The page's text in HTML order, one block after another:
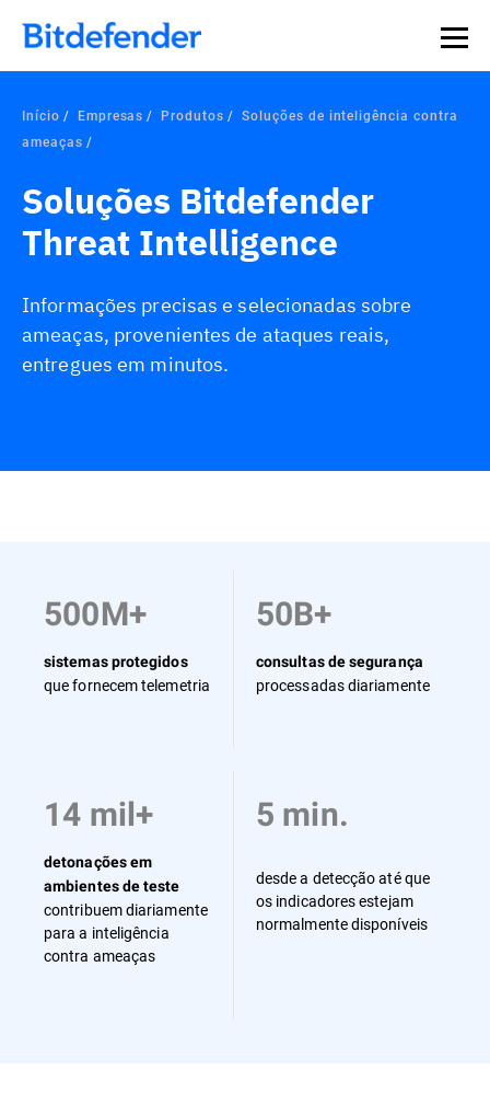
Início Empresas Produtos
Soluções de inteligência contra
ameaças
Soluções Bitdefender
Threat Intelligence
Informações precisas e selecionadas sobre
ameaças, provenientes de ataques reais,
entregues em minutos.
500M+
sistemas protegidos
que fornecem telemetria
50B+
consultas de segurança
processadas diariamente
14 mil+
detonações em
ambientes de teste
contribuem diariamente
para a inteligência
contra ameaças
5 min.
desde a detecção até que
os indicadores estejam
normalmente disponíveis